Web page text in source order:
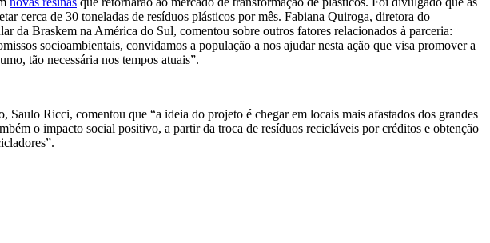
cerca de 30 toneladas de resíduos plásticos por mês. Fabiana Quiroga, diretora do
da Braskem na América do Sul, comentou sobre outros fatores relacionados à parceria:
socioambientais, convidamos a população a nos ajudar nesta ação que visa promover a
tão necessária nos tempos atuais”.
Saulo Ricci, comentou que “a ideia do projeto é chegar em locais mais afastados dos grandes
o impacto social positivo, a partir da troca de resíduos recicláveis por créditos e obtenção